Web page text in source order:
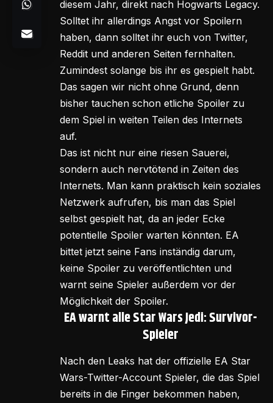
diesem Jahr, direkt nach Hogwarts Legacy.
Solltet ihr allerdings Angst vor Spoilern
haben, dann solltet ihr euch von Twitter,
Reddit und anderen Seiten fernhalten.
Zumindest solange bis ihr es gespielt habt.
Das sagen wir nicht ohne Grund, denn
bisher tauchen schon etliche Spoiler zu
dem Spiel in weiten Teilen des Internets
auf.
Das ist nicht nur eine riesen Sauerei,
sondern auch nervtötend in Zeiten des
Internets. Man kann praktisch kein soziales
Netzwerk aufrufen, bis man das Spiel
selbst gespielt hat, da an jeder Ecke
potentielle Spoiler warten könnten. EA
bittet jetzt seine Fans inständig darum,
keine Spoiler zu veröffentlichten und
warnt seine Spieler außerdem vor der
Möglichkeit der Spoiler.
EA warnt alle Star Wars Jedi: Survivor-
Spieler
Nach den Leaks hat der offizielle EA Star
Wars-Twitter-Account Spieler, die das Spiel
bereits in die Finger bekommen haben,